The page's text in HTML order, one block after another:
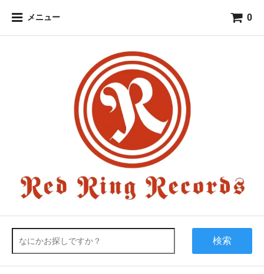
メニュー 0
検索